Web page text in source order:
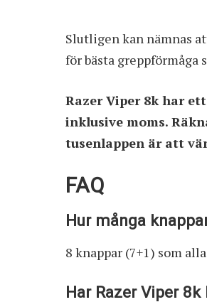
Slutligen kan nämnas
för bästa greppförmåga
Razer Viper 8k har
inklusive moms.
tusenlappen är att
FAQ
Hur många
8 knappar (7+1) som
Har Razer Viper 8k